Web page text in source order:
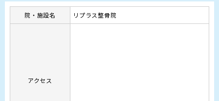
院・施設名 リプラス整骨院
アクセス